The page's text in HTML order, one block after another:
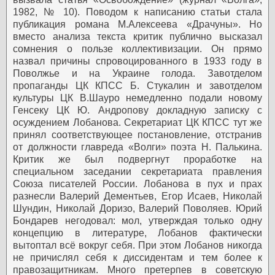
1982, № 10). Поводом к написанию статьи стала
публикация романа М.Алексеева «Драчуны». Но
вместо анализа текста критик публично высказал
сомнения о пользе коллективизации. Он прямо
назвал причины спровоцированного в 1933 году в
Поволжье и на Украине голода. Завотделом
пропаганды ЦК КПСС Б. Стукалин и завотделом
культуры ЦК В.Шауро немедленно подали новому
Генсеку ЦК Ю. Андропову докладную записку с
осуждением Лобанова. Секретариат ЦК КПСС тут же
принял соответствующее постановление, отстранив
от должности главреда «Волги» поэта Н. Палькина.
Критик же был подвергнут проработке на
специальном заседании секретариата правления
Союза писателей России. Лобанова в пух и прах
разнесли Валерий Дементьев, Егор Исаев, Николай
Шундин, Николай Доризо, Валерий Поволяев. Юрий
Бондарев негодовал: мол, утверждая только одну
концепцию в литературе, Лобанов фактически
вытоптал всё вокруг себя. При этом Лобанов никогда
не причислял себя к диссидентам и тем более к
правозащитникам. Много претерпев в советскую